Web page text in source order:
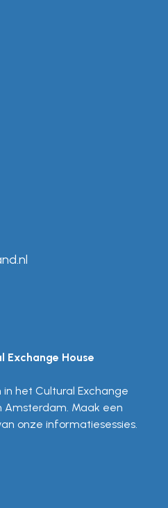
Exchange House
het Cultural Exchange
Amsterdam. Maak een
onze informatiesessies.